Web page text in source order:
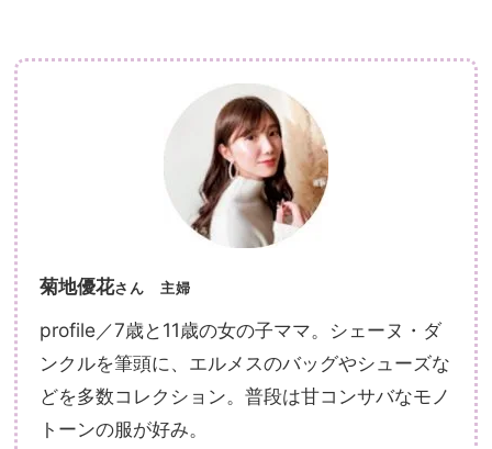
菊地優花さん 主婦
profile／7歳と11歳の女の子ママ。シェーヌ・ダ
ンクルを筆頭に、エルメスのバッグやシューズな
どを多数コレクション。普段は甘コンサバなモノ
トーンの服が好み。